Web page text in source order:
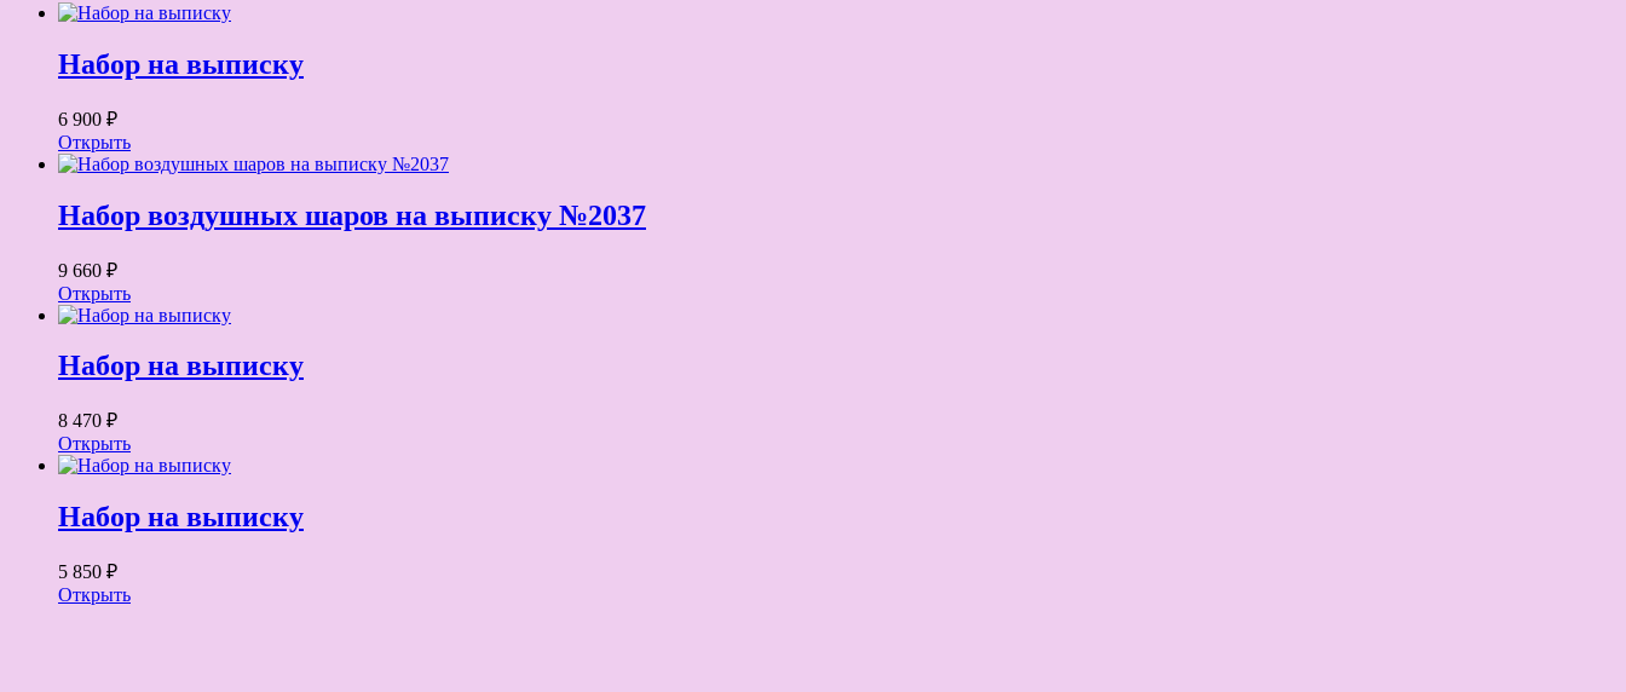
Набор на выписку
6 900 ₽
Открыть
Набор воздушных шаров на выписку №2037
9 660 ₽
Открыть
Набор на выписку
8 470 ₽
Открыть
Набор на выписку
5 850 ₽
Открыть